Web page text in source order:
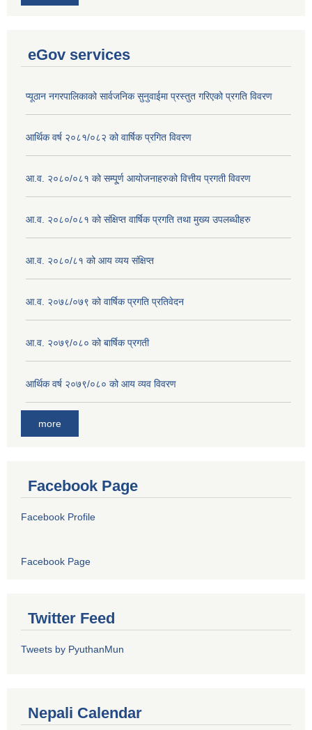
eGov services
प्यूठान नगरपालिकाको सार्वजनिक सुनुवाईमा प्रस्तुत गरिएको प्रगति विवरण
आर्थिक वर्ष २०८१/०८२ को वार्षिक प्रगित विवरण
आ.व. २०८०/०८१ को सम्पू्र्ण आयोजनाहरुको वित्तीय प्रगती विवरण
आ.व. २०८०/०८१ को संक्षिप्त वार्षिक प्रगति तथा मुख्य उपलब्धीहरु
आ.व. २०८०/८१ को आय व्यय संक्षिप्त
आ.व. २०७८/०७९ को वार्षिक प्रगति प्रतिवेदन
आ.व. २०७९/०८० को बार्षिक प्रगती
आर्थिक वर्ष २०७९/०८० को आय व्यव विवरण
more
Facebook Page
Facebook Profile
Facebook Page
Twitter Feed
Tweets by PyuthanMun
Nepali Calendar